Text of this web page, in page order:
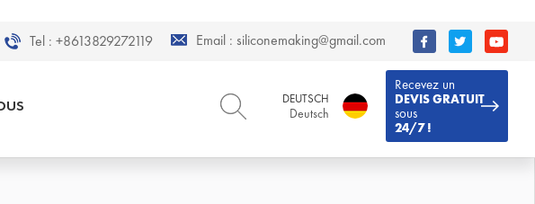
Tel : +8613829272119 Email : siliconemaking@gmail.com
Recevez un
DEVIS GRATUIT
sous
24/7 !
DEUTSCH
Deutsch